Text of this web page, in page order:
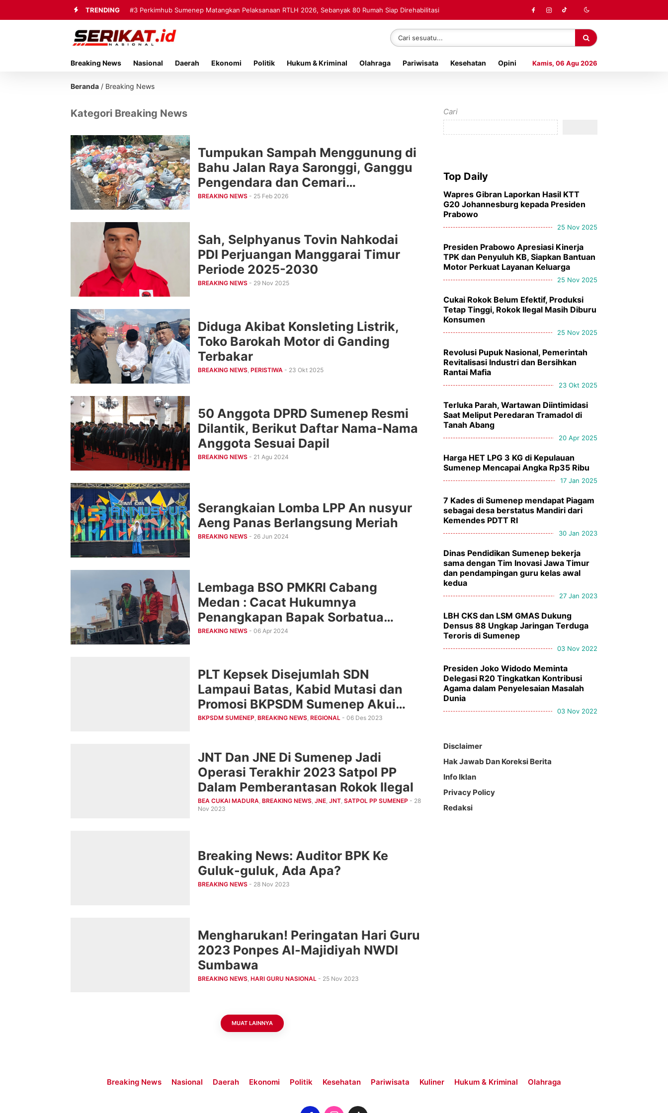
TRENDING #3 Perkimhub Sumenep Matangkan Pelaksanaan RTLH 2026, Sebanyak 80 Rumah Siap Direhabilitasi
Breaking News Nasional Daerah Ekonomi Politik Hukum & Kriminal Olahraga Pariwisata Kesehatan Opini Kamis, 06 Agu 2026
Beranda / Breaking News
Kategori Breaking News
Tumpukan Sampah Menggunung di
Bahu Jalan Raya Saronggi, Ganggu
Pengendara dan Cemari
Lingkungan
BREAKING NEWS - 25 Feb 2026
Sah, Selphyanus Tovin Nahkodai
PDI Perjuangan Manggarai Timur
Periode 2025-2030
BREAKING NEWS - 29 Nov 2025
Diduga Akibat Konsleting Listrik,
Toko Barokah Motor di Ganding
Terbakar
BREAKING NEWS PERISTIWA - 23 Okt 2025
50 Anggota DPRD Sumenep Resmi
Dilantik, Berikut Daftar Nama-Nama
Anggota Sesuai Dapil
BREAKING NEWS - 21 Agu 2024
Serangkaian Lomba LPP An nusyur
Aeng Panas Berlangsung Meriah
BREAKING NEWS - 26 Jun 2024
Lembaga BSO PMKRI Cabang
Medan : Cacat Hukumnya
Penangkapan Bapak Sorbatua
Siallangan
BREAKING NEWS - 06 Apr 2024
PLT Kepsek Disejumlah SDN
Lampaui Batas, Kabid Mutasi dan
Promosi BKPSDM Sumenep Akui
Adanya Pelanggaran
BKPSDM SUMENEP BREAKING NEWS REGIONAL - 06 Des 2023
JNT Dan JNE Di Sumenep Jadi
Operasi Terakhir 2023 Satpol PP
Dalam Pemberantasan Rokok Ilegal
BEA CUKAI MADURA BREAKING NEWS JNE JNT SATPOL PP SUMENEP - 28
Nov 2023
Breaking News: Auditor BPK Ke
Guluk-guluk, Ada Apa?
BREAKING NEWS - 28 Nov 2023
Mengharukan! Peringatan Hari Guru
2023 Ponpes Al-Majidiyah NWDI
Sumbawa
BREAKING NEWS HARI GURU NASIONAL - 25 Nov 2023
MUAT LAINNYA
Cari
Top Daily
Wapres Gibran Laporkan Hasil KTT
G20 Johannesburg kepada Presiden
Prabowo
25 Nov 2025
Presiden Prabowo Apresiasi Kinerja
TPK dan Penyuluh KB, Siapkan Bantuan
Motor Perkuat Layanan Keluarga
25 Nov 2025
Cukai Rokok Belum Efektif, Produksi
Tetap Tinggi, Rokok Ilegal Masih Diburu
Konsumen
25 Nov 2025
Revolusi Pupuk Nasional, Pemerintah
Revitalisasi Industri dan Bersihkan
Rantai Mafia
23 Okt 2025
Terluka Parah, Wartawan Diintimidasi
Saat Meliput Peredaran Tramadol di
Tanah Abang
20 Apr 2025
Harga HET LPG 3 KG di Kepulauan
Sumenep Mencapai Angka Rp35 Ribu
17 Jan 2025
7 Kades di Sumenep mendapat Piagam
sebagai desa berstatus Mandiri dari
Kemendes PDTT RI
30 Jan 2023
Dinas Pendidikan Sumenep bekerja
sama dengan Tim Inovasi Jawa Timur
dan pendampingan guru kelas awal
kedua
27 Jan 2023
LBH CKS dan LSM GMAS Dukung
Densus 88 Ungkap Jaringan Terduga
Teroris di Sumenep
03 Nov 2022
Presiden Joko Widodo Meminta
Delegasi R20 Tingkatkan Kontribusi
Agama dalam Penyelesaian Masalah
Dunia
03 Nov 2022
Disclaimer
Hak Jawab Dan Koreksi Berita
Info Iklan
Privacy Policy
Redaksi
Breaking News Nasional Daerah Ekonomi Politik Kesehatan Pariwisata Kuliner Hukum & Kriminal Olahraga